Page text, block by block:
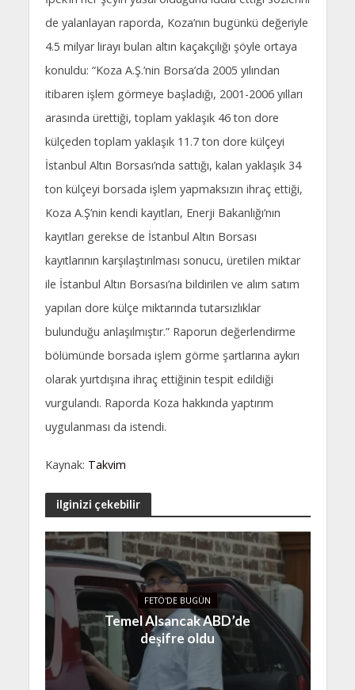
de yalanlayan raporda, Koza’nın bugünkü değeriyle
4.5 milyar lirayı bulan altın kaçakçılığı şöyle ortaya
konuldu: “Koza A.Ş.’nin Borsa’da 2005 yılından
itibaren işlem görmeye başladığı, 2001-2006 yılları
arasında ürettiği, toplam yaklaşık 46 ton dore
külçeden toplam yaklaşık 11.7 ton dore külçeyi
İstanbul Altın Borsası’nda sattığı, kalan yaklaşık 34
ton külçeyi borsada işlem yapmaksızın ihraç ettiği,
Koza A.Ş’nin kendi kayıtları, Enerji Bakanlığı’nın
kayıtları gerekse de İstanbul Altın Borsası
kayıtlarının karşılaştırılması sonucu, üretilen miktar
ile İstanbul Altın Borsası’na bildirilen ve alım satım
yapılan dore külçe miktarında tutarsızlıklar
bulunduğu anlaşılmıştır.” Raporun değerlendirme
bölümünde borsada işlem görme şartlarına aykırı
olarak yurtdışına ihraç ettiğinin tespit edildiği
vurgulandı. Raporda Koza hakkında yaptırım
uygulanması da istendi.
Kaynak: Takvim
ilginizi çekebilir
FETÖ'DE BUGÜN
Temel Alsancak ABD’de
deşifre oldu